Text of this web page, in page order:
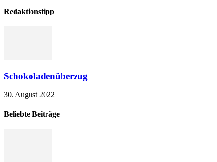
Redaktionstipp
Schokoladenüberzug
30. August 2022
Beliebte Beiträge